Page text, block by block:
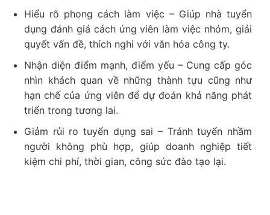
Hiểu rõ phong cách làm việc – Giúp nhà tuyển
dụng đánh giá cách ứng viên làm việc nhóm, giải
quyết vấn đề, thích nghi với văn hóa công ty.
Nhận diện điểm mạnh, điểm yếu – Cung cấp góc
nhìn khách quan về những thành tựu cũng như
hạn chế của ứng viên để dự đoán khả năng phát
triển trong tương lai.
Giảm rủi ro tuyển dụng sai – Tránh tuyển nhầm
người không phù hợp, giúp doanh nghiệp tiết
kiệm chi phí, thời gian, công sức đào tạo lại.